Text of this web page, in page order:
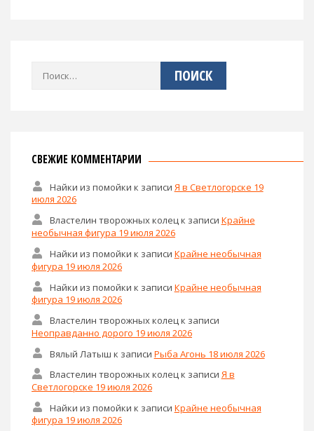
Найти:
СВЕЖИЕ КОММЕНТАРИИ
Найки из помойки к записи Я в Светлогорске 19
июля 2026
Властелин творожных колецк записи Крайне
необычная фигура 19 июля 2026
Найки из помойки к записи Крайне необычная
фигура 19 июля 2026
Найки из помойки к записи Крайне необычная
фигура 19 июля 2026
Властелин творожных колецк записи
Неоправданно дорого 19 июля 2026
Вялый Латыш к записи Рыба Агонь 18 июля 2026
Властелин творожных колецк записи Я в
Светлогорске 19 июля 2026
Найки из помойки к записи Крайне необычная
фигура 19 июля 2026